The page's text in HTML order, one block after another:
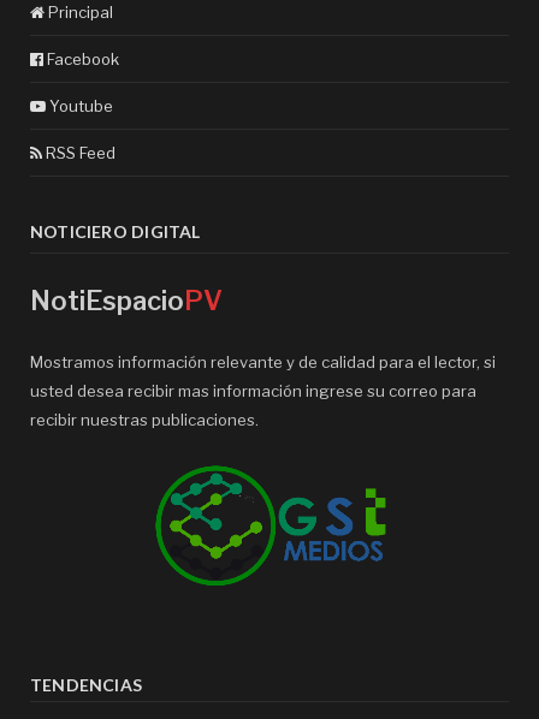
Principal
Facebook
Youtube
RSS Feed
NOTICIERO DIGITAL
NotiEspacioPV
Mostramos información relevante y de calidad para el lector, si
usted desea recibir mas información ingrese su correo para
recibir nuestras publicaciones.
TENDENCIAS